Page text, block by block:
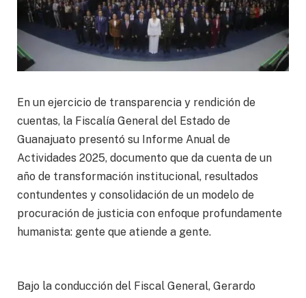
En un ejercicio de transparencia y rendición de
cuentas, la Fiscalía General del Estado de
Guanajuato presentó su Informe Anual de
Actividades 2025, documento que da cuenta de un
año de transformación institucional, resultados
contundentes y consolidación de un modelo de
procuración de justicia con enfoque profundamente
humanista: gente que atiende a gente.
Bajo la conducción del Fiscal General, Gerardo